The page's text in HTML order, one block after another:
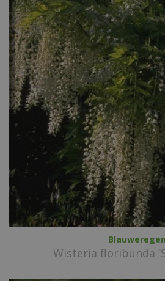
Blauweregen
Wisteria floribunda